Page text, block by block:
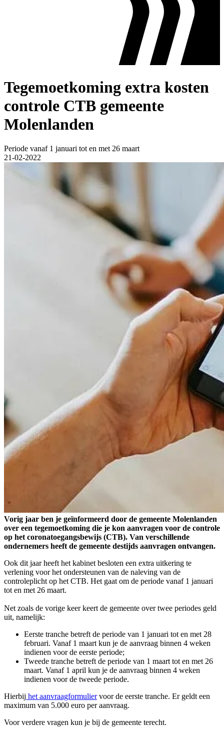
Tegemoetkoming extra kosten
controle CTB gemeente
Molenlanden
Periode vanaf 1 januari tot en met 26 maart
21-02-2022
Vorig jaar ben je geïnformeerd door de gemeente Molenlanden
over een tegemoetkoming die je kon aanvragen voor de controle
op het coronatoegangsbewijs (CTB). Van verschillende
ondernemers heeft de gemeente destijds aanvragen ontvangen.
Ook dit jaar heeft het kabinet besloten een extra uitkering te
verlening voor het ondersteunen van de naleving van de
controleplicht op het CTB. Het gaat om de periode vanaf 1 januari
tot en met 26 maart.
Net zoals de vorige keer keert de gemeente over twee periodes geld
uit, namelijk:
Eerste tranche betreft de periode van 1 januari tot en met 28
februari. Vanaf 1 maart kun je de aanvraag binnen 4 weken
indienen voor de eerste periode;
Tweede tranche betreft de periode van 1 maart tot en met 26
maart. Vanaf 1 april kun je de aanvraag binnen 4 weken
indienen voor de tweede periode.
Hierbij het aanvraagformuliervoor de eerste tranche. Er geldt een
maximum van 5.000 euro per aanvraag.
Voor verdere vragen kun je bij de gemeente terecht.